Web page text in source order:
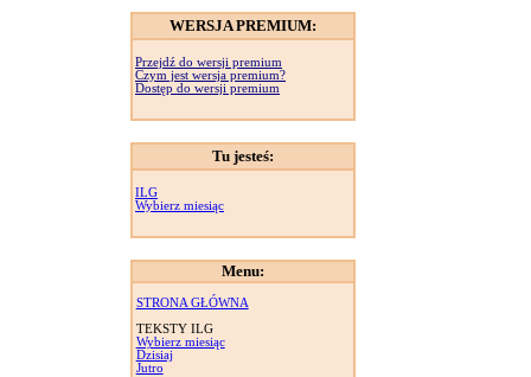
WERSJA PREMIUM:
Przejdź do wersji premium
Czym jest wersja premium?
Dostęp do wersji premium
Tu jesteś:
ILG
Wybierz miesiąc
Menu:
STRONA GŁÓWNA
TEKSTY ILG
Wybierz miesiąc
Dzisiaj
Jutro